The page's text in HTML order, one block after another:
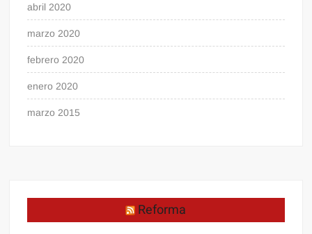
abril 2020
marzo 2020
febrero 2020
enero 2020
marzo 2015
Reforma